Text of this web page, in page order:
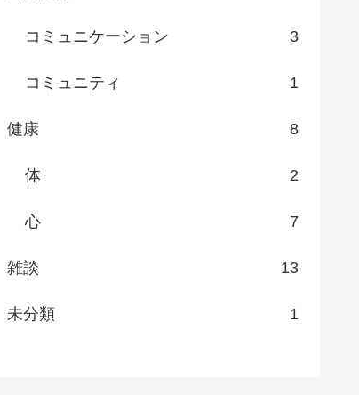
コミュニケーション 3
コミュニティ 1
健康 8
体 2
心 7
雑談 13
未分類 1